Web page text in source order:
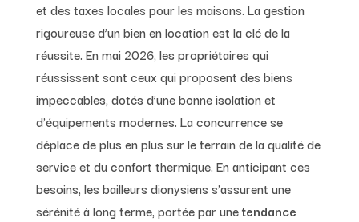
et des taxes locales pour les maisons. La gestion
rigoureuse d’un bien en location est la clé de la
réussite. En mai 2026, les propriétaires qui
réussissent sont ceux qui proposent des biens
impeccables, dotés d’une bonne isolation et
d’équipements modernes. La concurrence se
déplace de plus en plus sur le terrain de la qualité de
service et du confort thermique. En anticipant ces
besoins, les bailleurs dionysiens s’assurent une
sérénité à long terme, portée par unetendance